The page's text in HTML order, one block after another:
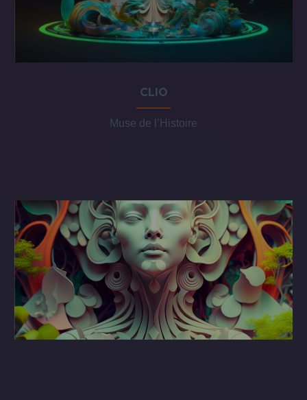
CLIO
Muse de l’Histoire